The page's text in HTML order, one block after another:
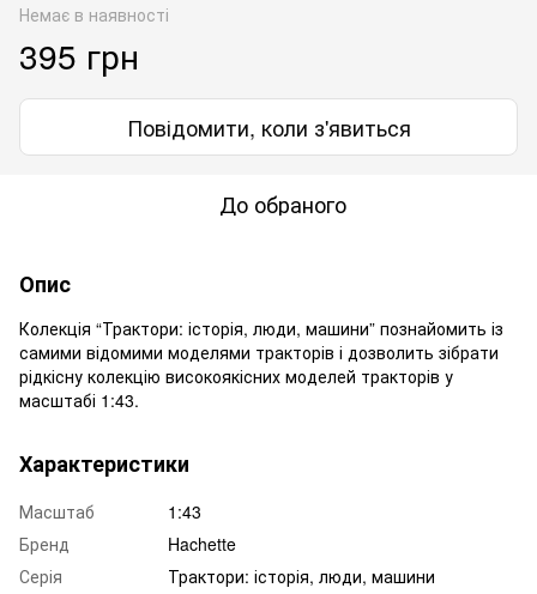
Немає в наявності
395 грн
Повідомити, коли з'явиться
До обраного
Опис
Колекція “Трактори: історія, люди, машини” познайомить із
самими відомими моделями тракторів і дозволить зібрати
рідкісну колекцію високоякісних моделей тракторів у
масштабі 1:43.
Характеристики
Масштаб
1:43
Бренд
Hachette
Серія
Трактори: історія, люди, машини